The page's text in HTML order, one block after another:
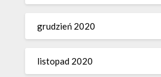
grudzień 2020
listopad 2020